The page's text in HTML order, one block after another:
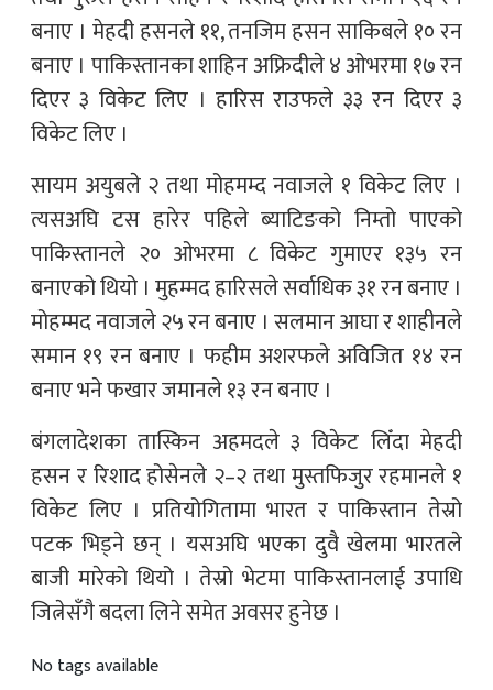
बनाए । मेहदी हसनले ११, तनजिम हसन साकिबले १० रन
बनाए । पाकिस्तानका शाहिन अफ्रिदीले ४ ओभरमा १७ रन
दिएर ३ विकेट लिए । हारिस राउफले ३३ रन दिएर ३
विकेट लिए ।
सायम अयुबले २ तथा मोहमम्द नवाजले १ विकेट लिए ।
त्यसअघि टस हारेर पहिले ब्याटिङको निम्तो पाएको
पाकिस्तानले २० ओभरमा ८ विकेट गुमाएर १३५ रन
बनाएको थियो । मुहम्मद हारिसले सर्वाधिक ३१ रन बनाए ।
मोहम्मद नवाजले २५ रन बनाए । सलमान आघा र शाहीनले
समान १९ रन बनाए । फहीम अशरफले अविजित १४ रन
बनाए भने फखार जमानले १३ रन बनाए ।
बंगलादेशका तास्किन अहमदले ३ विकेट लिँदा मेहदी
हसन र रिशाद होसेनले २–२ तथा मुस्तफिजुर रहमानले १
विकेट लिए । प्रतियोगितामा भारत र पाकिस्तान तेस्रो
पटक भिड्ने छन् । यसअघि भएका दुवै खेलमा भारतले
बाजी मारेको थियो । तेस्रो भेटमा पाकिस्तानलाई उपाधि
जित्नेसँगै बदला लिने समेत अवसर हुनेछ ।
No tags available